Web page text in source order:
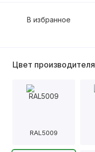
В избранное
Цвет производителя
RAL5009